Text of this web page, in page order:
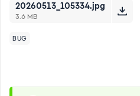
20260513_105334.jpg
3.6 MB
BUG